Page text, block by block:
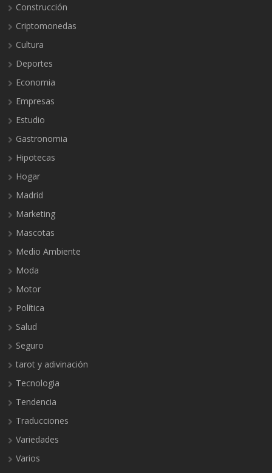
Construcción
Criptomonedas
Cultura
Deportes
Economia
Empresas
Estudio
Gastronomia
Hipotecas
Hogar
Madrid
Marketing
Mascotas
Medio Ambiente
Moda
Motor
Política
Salud
Seguro
tarot y adivinación
Tecnologia
Tendencia
Traducciones
Variedades
Varios